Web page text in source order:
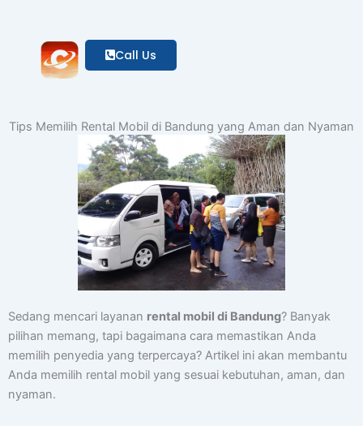
Call Us
Tips Memilih Rental Mobil di Bandung yang Aman dan Nyaman
Sedang mencari layanan rental mobil di Bandung? Banyak
pilihan memang, tapi bagaimana cara memastikan Anda
memilih penyedia yang terpercaya? Artikel ini akan membantu
Anda memilih rental mobil yang sesuai kebutuhan, aman, dan
nyaman.